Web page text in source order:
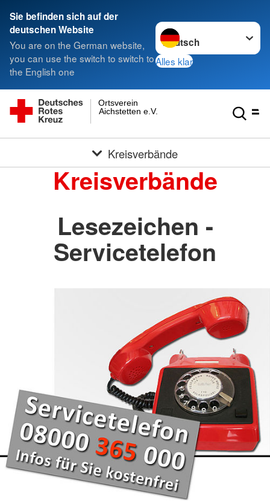
Sie befinden sich auf der
deutschen Website
You are on the German website,
you can use the switch to switch to
the English one
Sprache wechseln zu
Alles klar
Aichstetten e.V.
Ortsverein
Kreisverbände
Kreisverbände
Lesezeichen -
Servicetelefon